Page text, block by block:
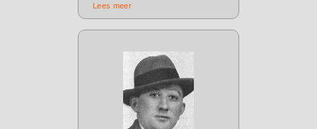
Lees meer